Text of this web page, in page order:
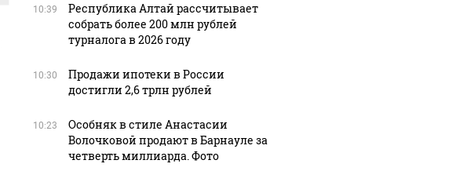
10:39
Республика Алтай рассчитывает
собрать более 200 млн рублей
турналога в 2026 году
10:30
Продажи ипотеки в России
достигли 2,6 трлн рублей
10:23
Особняк в стиле Анастасии
Волочковой продают в Барнауле за
четверть миллиарда. Фото